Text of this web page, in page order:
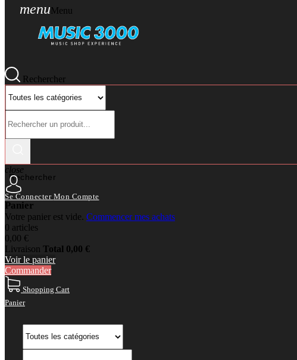
menuMenu
Rechercher
Rechercher
close
Se Connecter Mon Compte
Panier
Votre panier est vide. Commencer mes achats
0 articles
0,00 €
Livraison Total 0,00 €
Voir le panier
Commander
Shopping Cart
Panier